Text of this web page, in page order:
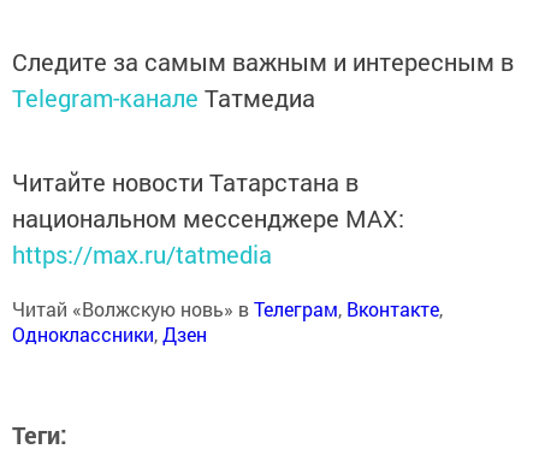
Следите за самым важным и интересным в
Telegram-канале Татмедиа
Читайте новости Татарстана в
национальном мессенджере MАХ:
https://max.ru/tatmedia
Читай «Волжскую новь» вТелеграм, Вконтакте,
Одноклассники,Дзен
Теги: